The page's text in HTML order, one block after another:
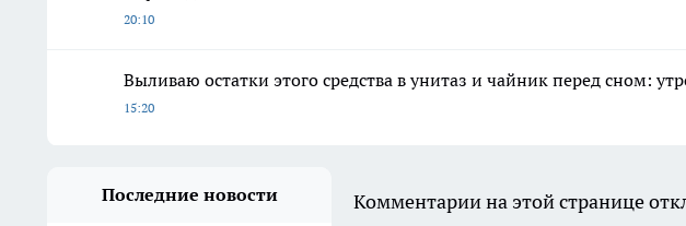
20:10
Выливаю остатки этого средства в унитаз и чайник перед сном:
15:20
Последние новости Комментарии на этой странице